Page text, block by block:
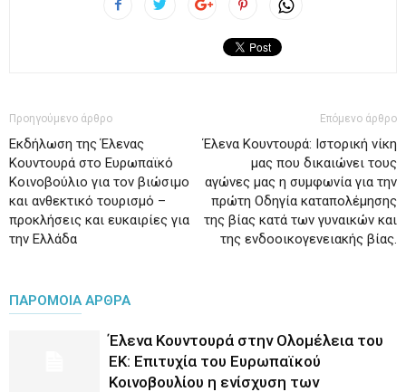
Προηγούμενο άρθρο
Εκδήλωση της Έλενας
Κουντουρά στο Ευρωπαϊκό
Κοινοβούλιο για τον βιώσιμο
και ανθεκτικό τουρισμό –
προκλήσεις και ευκαιρίες για
την Ελλάδα
Επόμενο άρθρο
Έλενα Κουντουρά: Ιστορική νίκη
μας που δικαιώνει τους
αγώνες μας η συμφωνία για την
πρώτη Οδηγία καταπολέμησης
της βίας κατά των γυναικών και
της ενδοοικογενειακής βίας.
ΠΑΡΟΜΟΙΑ ΑΡΘΡΑ
Έλενα Κουντουρά στην Ολομέλεια του
ΕΚ: Επιτυχία του Ευρωπαϊκού
Κοινοβουλίου η ενίσχυση των